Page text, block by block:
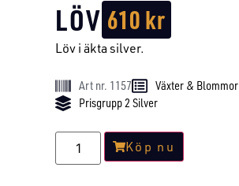
LÖV 610kr
Löv i äkta silver.
Art nr. 1157
Växter & Blommor
Prisgrupp 2 Silver
Köp nu